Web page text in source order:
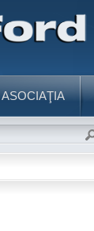
ASOCIAŢIA